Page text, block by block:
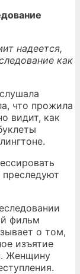
надеется,
как
что прожила
видит, как
фильм
о том,
изъятие
Женщину